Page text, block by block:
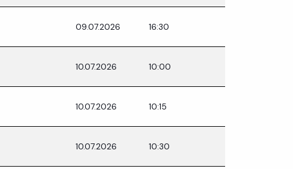
09.07.2026 16:30
10.07.2026 10:00
10.07.2026 10:15
10.07.2026 10:30